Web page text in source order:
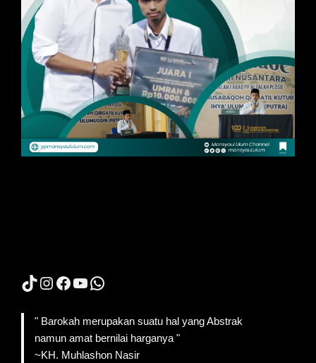
TikTok
Instagram
Facebook
YouTube
WhatsApp
" Barokah merupakan suatu hal yang Abstrak
namun amat bernilai harganya "
~KH. Muhlashon Nasir